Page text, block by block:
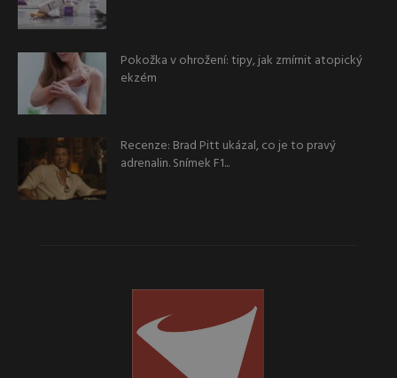
Pokožka v ohrožení: tipy, jak zmírnit atopický
ekzém
Recenze: Brad Pitt ukázal, co je to pravý
adrenalin. Snímek F1...